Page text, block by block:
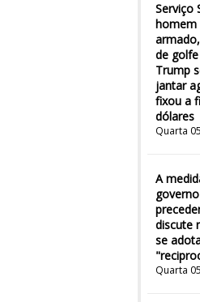
Serviço
homem
de
Trump
jantar
fixou a
dólares
Quarta
A
discute
se
Quarta